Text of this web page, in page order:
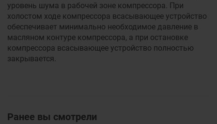
уровень шума в рабочей зоне компрессора. При
холостом ходе компрессора всасывающее устройство
обеспечивает минимально необходимое давление в
масляном контуре компрессора, а при остановке
компрессора всасывающее устройство полностью
закрывается.
Ранее вы смотрели